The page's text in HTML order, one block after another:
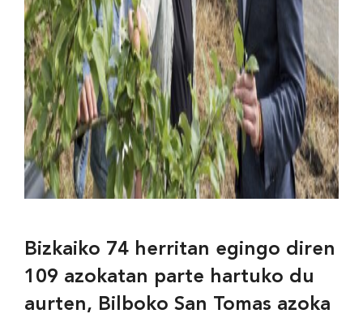
Bizkaiko 74 herritan egingo diren
109 azokatan parte hartuko du
aurten, Bilboko San Tomas azoka